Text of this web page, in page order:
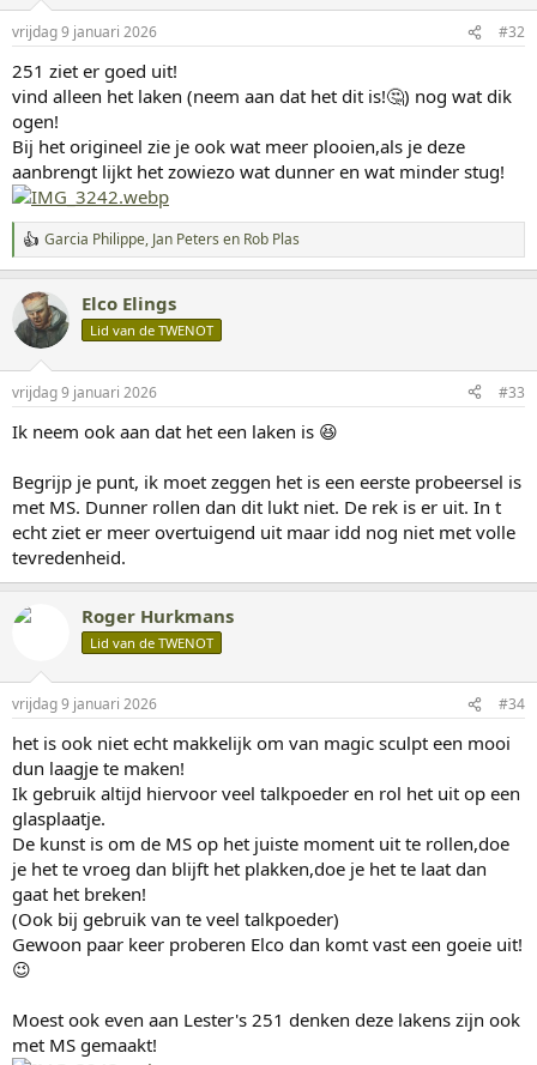
i
n
g
e
n
:
vrijdag 9 januari 2026 #32
251 ziet er goed uit!
vind alleen het laken (neem aan dat het dit is!🤔) nog wat dik
ogen!
Bij het origineel zie je ook wat meer plooien,als je deze
aanbrengt lijkt het zowiezo wat dunner en wat minder stug!
W
a
r
d
e
n
e
:
Garcia Philippe, Jan Peters en Rob Plas
Elco Elings
Lid van de TWENOT
vrijdag 9 januari 2026 #33
Ik neem ook aan dat het een laken is 😆
Begrijp je punt, ik moet zeggen het is een eerste probeersel is
met MS. Dunner rollen dan dit lukt niet. De rek is er uit. In t
echt ziet er meer overtuigend uit maar idd nog niet met volle
tevredenheid.
Roger Hurkmans
Lid van de TWENOT
vrijdag 9 januari 2026 #34
het is ook niet echt makkelijk om van magic sculpt een mooi
dun laagje te maken!
Ik gebruik altijd hiervoor veel talkpoeder en rol het uit op een
glasplaatje.
De kunst is om de MS op het juiste moment uit te rollen,doe
je het te vroeg dan blijft het plakken,doe je het te laat dan
gaat het breken!
(Ook bij gebruik van te veel talkpoeder)
Gewoon paar keer proberen Elco dan komt vast een goeie uit!
😉
Moest ook even aan Lester's 251 denken deze lakens zijn ook
met MS gemaakt!